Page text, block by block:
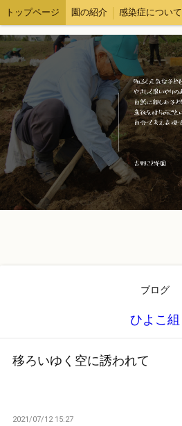
トップページ 園の紹介 感染症について
各種様式 求人情報 ブログ 情報公開
ブログ
ひよこ組
移ろいゆく空に誘われて
2021/07/12 15:27